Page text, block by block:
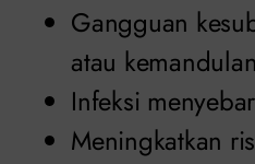
Gangguan
atau
Infeksi
Meningkatkan